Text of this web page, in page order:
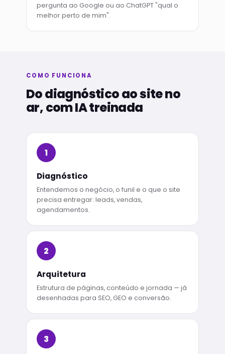
pergunta ao Google ou ao ChatGPT "qual o
melhor perto de mim".
COMO FUNCIONA
Do diagnóstico ao site no
ar, com IA treinada
1
Diagnóstico
Entendemos o negócio, o funil e o que o site
precisa entregar: leads, vendas,
agendamentos.
2
Arquitetura
Estrutura de páginas, conteúdo e jornada — já
desenhadas para SEO, GEO e conversão.
3